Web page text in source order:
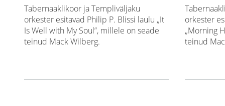
Tabernaaklikoor ja Templiväljaku
orkester esitavad Philip P. Blissi laulu „It
Is Well with My Soul”, millele on seade
teinud Mack Wilberg.
orkester
„Morning
teinud